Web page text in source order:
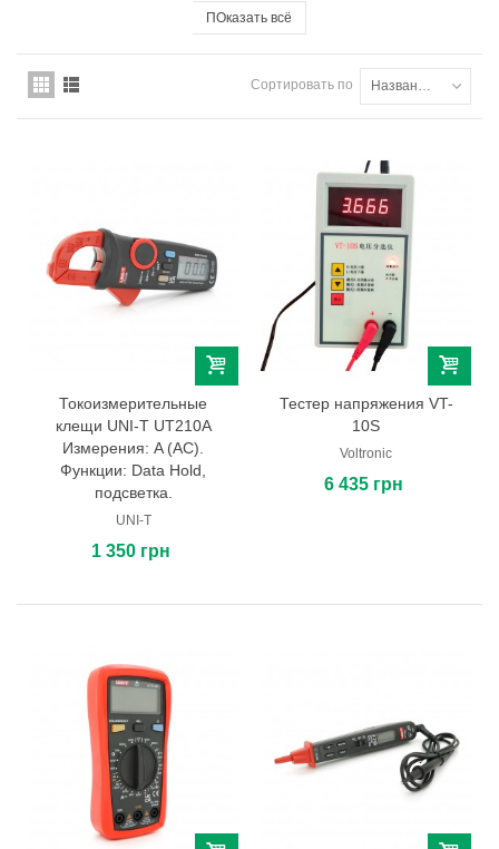
ПОказать всё
Сортировать по Названию товара: от А до Я
Токоизмерительные
клещи UNI-T UT210A
Измерения: A (AC).
Функции: Data Hold,
подсветка.
UNI-T
1 350 грн
Тестер напряжения VT-
10S
Voltronic
6 435 грн